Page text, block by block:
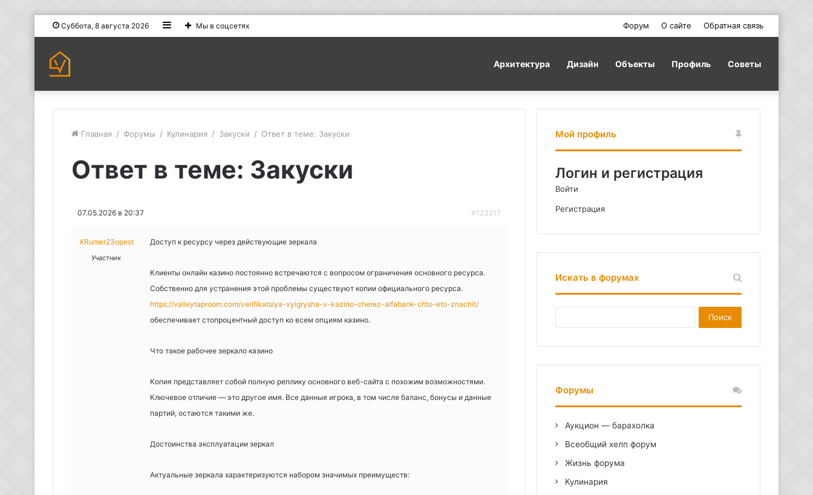
Суббота, 8 августа 2026 SidebarМы в соцсетях Форум О сайте Обратная связь
Архитектура Дизайн Объекты Профиль Советы
Главная / Форумы / Кулинария / Закуски / Ответ в теме: Закуски
Ответ в теме: Закуски
07.05.2026 в 20:37 #123217
XRumer23opest
Участник
Доступ к ресурсу через действующие зеркала
Клиенты онлайн казино постоянно встречаются с вопросом ограничения основного ресурса.
Собственно для устранения этой проблемы существуют копии официального ресурса.
https://valleytaproom.com/verifikatsiya-vyigrysha-v-kazino-cherez-alfabank-chto-eto-znachit/
обеспечивает стопроцентный доступ ко всем опциям казино.
Что такое рабочее зеркало казино
Копия представляет собой полную реплику основного веб-сайта с похожим возможностями.
Ключевое отличие — это другое имя. Все данные игрока, в том числе баланс, бонусы и данные
партий, остаются такими же.
Достоинства эксплуатации зеркал
Актуальные зеркала характеризуются набором значимых преимуществ:
Мой профиль
Логин и регистрация
Войти
Регистрация
Искать в форумах
Форумы
Аукцион — барахолка
Всеобщий хелп форум
Жизнь форума
Кулинария